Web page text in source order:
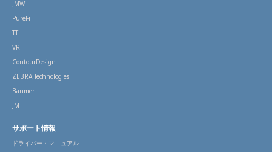
JMW
PureFi
TTL
VRi
ContourDesign
ZEBRA Technologies
Baumer
JM
サポート情報
ドライバー・マニュアル